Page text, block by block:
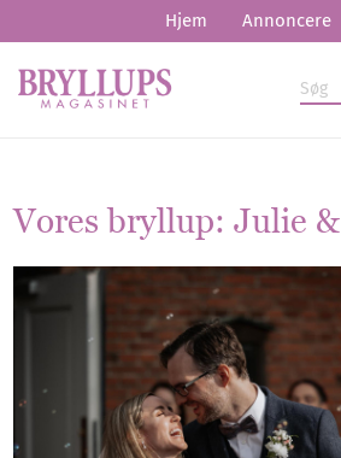
Hjem Annoncere
Vores bryllup: Julie &